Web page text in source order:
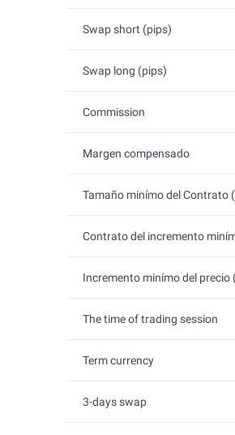
Swap short (pips)
Swap long (pips)
Commission
Margen compensado
Tamaño minímo del Contrato
Contrato del incremento
Incremento minímo del precio
The time of trading session
Term currency
3-days swap